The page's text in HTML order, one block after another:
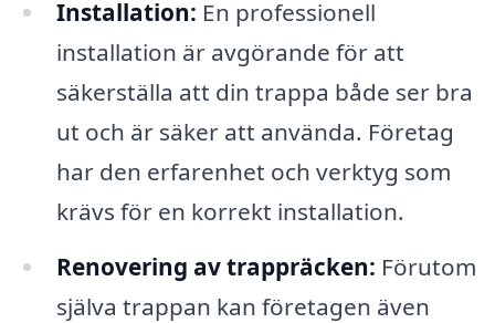
Installation: En professionell
installation är avgörande för att
säkerställa att din trappa både ser bra
ut och är säker att använda. Företag
har den erfarenhet och verktyg som
krävs för en korrekt installation.
Renovering av trappräcken: Förutom
själva trappan kan företagen även